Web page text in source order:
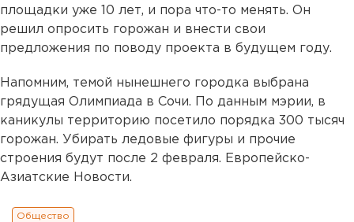
площадки уже 10 лет, и пора что-то менять. Он
решил опросить горожан и внести свои
предложения по поводу проекта в будущем году.
Напомним, темой нынешнего городка выбрана
грядущая Олимпиада в Сочи. По данным мэрии, в
каникулы территорию посетило порядка 300 тысяч
горожан. Убирать ледовые фигуры и прочие
строения будут после 2 февраля. Европейско-
Азиатские Новости.
Общество